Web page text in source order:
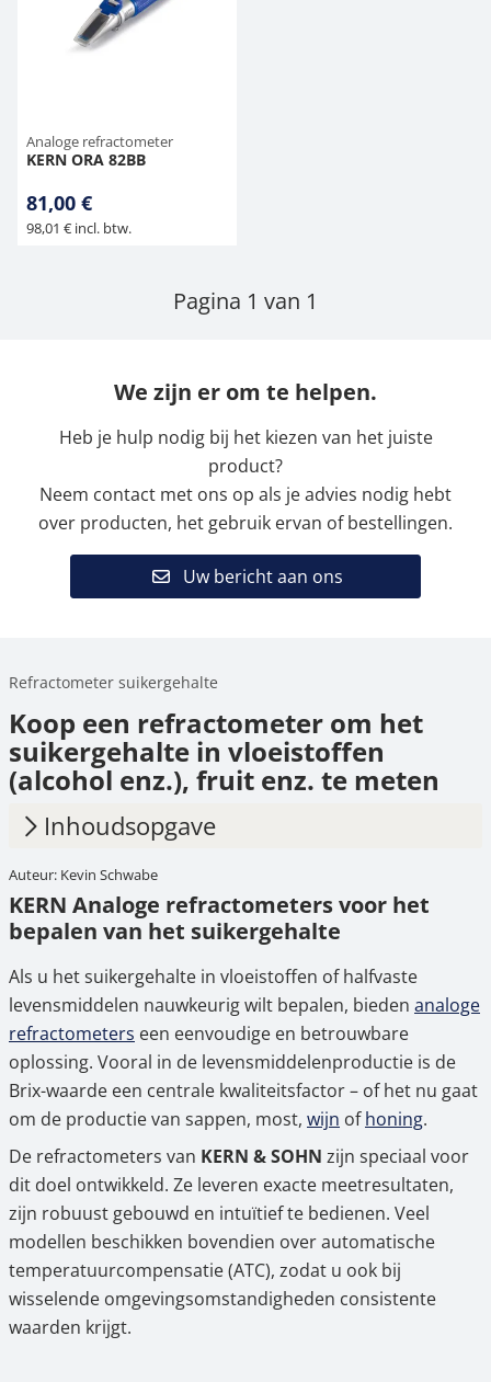
Analoge refractometer
KERN ORA 82BB
81,00 €
98,01 € incl. btw.
Pagina 1 van 1
We zijn er om te helpen.
Heb je hulp nodig bij het kiezen van het juiste
product?
Neem contact met ons op als je advies nodig hebt
over producten, het gebruik ervan of bestellingen.
Uw bericht aan ons
Refractometer suikergehalte
Koop een refractometer om het
suikergehalte in vloeistoffen
(alcohol enz.), fruit enz. te meten
Inhoudsopgave
1. KERN Analoge refractometers voor het
bepalen van het suikergehalte
suikergehaltebepaling
3. Professionele service voor uw
meetapparatuur
4. Koop nu een analoge refractometer voor
suikergehalte bij Ascuro©
Auteur: Kevin Schwabe
KERN Analoge refractometers voor het
bepalen van het suikergehalte
Als u het suikergehalte in vloeistoffen of halfvaste
levensmiddelen nauwkeurig wilt bepalen, bieden analoge
refractometers een eenvoudige en betrouwbare
oplossing. Vooral in de levensmiddelenproductie is de
Brix-waarde een centrale kwaliteitsfactor – of het nu gaat
om de productie van sappen, most, wijn ofhoning.
De refractometers van KERN & SOHN zijn speciaal voor
dit doel ontwikkeld. Ze leveren exacte meetresultaten,
zijn robuust gebouwd en intuïtief te bedienen. Veel
modellen beschikken bovendien over automatische
temperatuurcompensatie (ATC), zodat u ook bij
wisselende omgevingsomstandigheden consistente
waarden krijgt.